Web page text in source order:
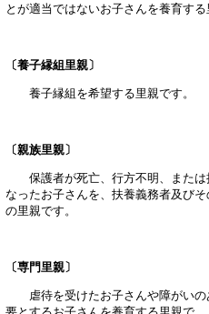
とが適当ではないお子さんを養育する
〔養子縁組里親〕
養子縁組を希望する里親です。
〔親族里親〕
保護者が死亡、行方不明、または
なったお子さんを、扶養義務者及び
の里親です。
〔専門里親〕
虐待を受けたお子さんや障がいの